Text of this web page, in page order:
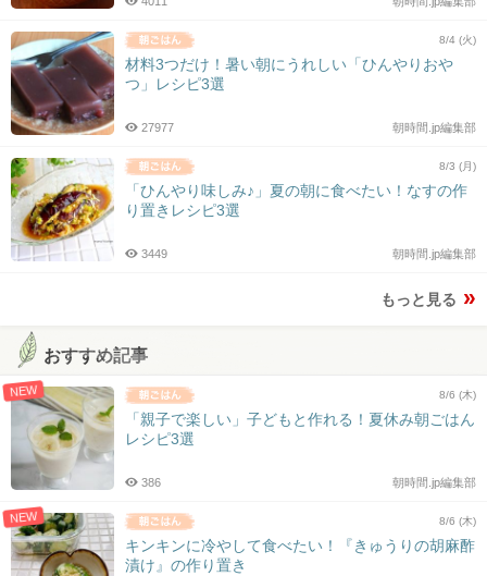
8/4 (火)
材料3つだけ！暑い朝にうれしい「ひんやりおや
つ」レシピ3選
朝時間.jp編集部
27977
8/3 (月)
「ひんやり味しみ♪」夏の朝に食べたい！なすの作
り置きレシピ3選
朝時間.jp編集部
3449
もっと見る
おすすめ記事
NEW 8/6 (木)
「親子で楽しい」子どもと作れる！夏休み朝ごはん
レシピ3選
朝時間.jp編集部
386
NEW 8/6 (木)
キンキンに冷やして食べたい！『きゅうりの胡麻酢
漬け』の作り置き